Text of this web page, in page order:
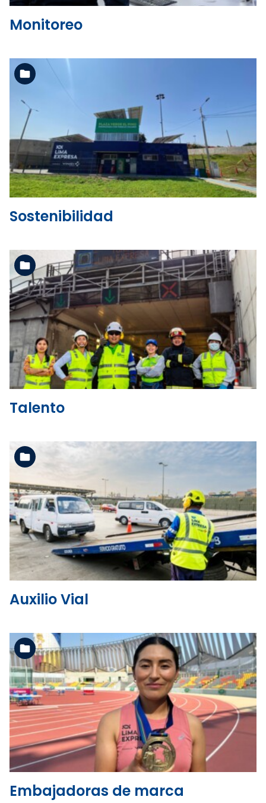
Monitoreo
Ver la carpeta
Sostenibilidad
Ver la carpeta
Talento
Ver la carpeta
Auxilio Vial
Ver la carpeta
Embajadoras de marca